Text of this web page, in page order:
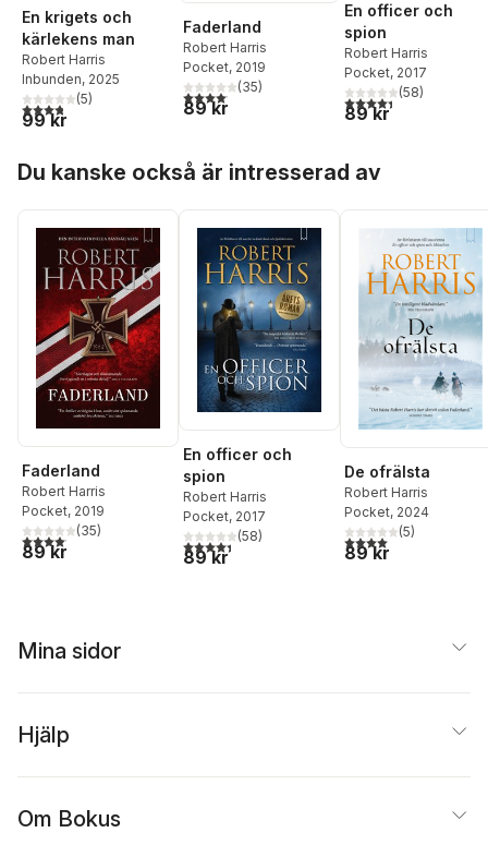
En krigets och
kärlekens man
Robert Harris
Inbunden, 2025
3,8utav 5 stjärnor. Totalt antal röster:
(5)
99 kr
Faderland
Robert Harris
Pocket, 2019
4,1utav 5 stjärnor. Totalt antal röster:
(35)
89 kr
En officer och
spion
Robert Harris
Pocket, 2017
4,4utav 5 stjärnor.
(58)
89 kr
Du kanske också är intresserad av
Faderland
Robert Harris
Pocket, 2019
4,1utav 5 stjärnor. Totalt antal röster:
(35)
89 kr
En officer och
spion
Robert Harris
Pocket, 2017
4,4utav 5 stjärnor. Totalt antal röster:
(58)
89 kr
De ofrälsta
Robert Harris
Pocket, 2024
4,0utav 5 stjärnor.
(5)
89 kr
Mina sidor
Hjälp
Om Bokus